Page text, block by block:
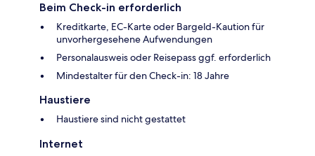
Beim Check-in erforderlich
Kreditkarte, EC-Karte oder Bargeld-Kaution für
unvorhergesehene Aufwendungen
Personalausweis oder Reisepass ggf. erforderlich
Mindestalter für den Check-in: 18 Jahre
Haustiere
Haustiere sind nicht gestattet
Internet